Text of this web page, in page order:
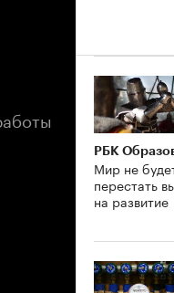
РБК
Мир не
перестать
на развитие